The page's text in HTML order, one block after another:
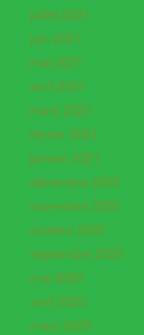
juillet 2021
juin 2021
mai 2021
avril 2021
mars 2021
février 2021
janvier 2021
décembre 2020
novembre 2020
octobre 2020
septembre 2020
mai 2020
avril 2020
mars 2020